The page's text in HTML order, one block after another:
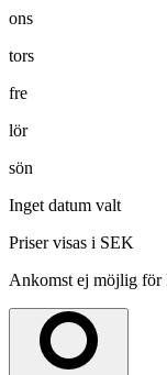
ons
tors
fre
lör
sön
Inget datum valt
Priser visas i SEK
Ankomst ej möjlig för